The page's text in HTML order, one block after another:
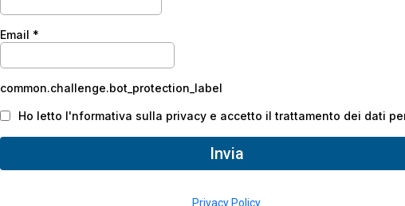
Email *
common.challenge.bot_protection_label
Ho letto l'nformativa sulla privacy e accetto il trattamento dei dati
Invia
Privacy Policy